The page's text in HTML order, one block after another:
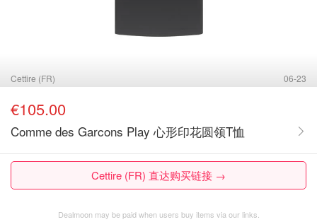
Cettire (FR) 06-23
€105.00
Comme des Garcons Play 心形印花圆领T恤
Cettire (FR) 直达购买链接 →
Dealmoon may be paid when users buy items via our links.